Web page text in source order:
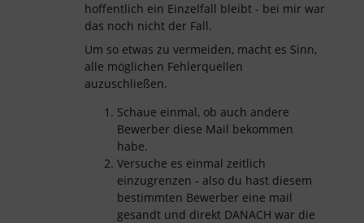
hoffentlich ein Einzelfall bleibt - bei mir war
das noch nicht der Fall.
Um so etwas zu vermeiden, macht es Sinn,
alle möglichen Fehlerquellen
auzuschließen.
Schaue einmal, ob auch andere
Bewerber diese Mail bekommen
habe.
Versuche es einmal zeitlich
einzugrenzen - also du hast diesem
bestimmten Bewerber eine mail
gesandt und direkt DANACH war die